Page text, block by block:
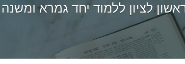
לציון ללמוד יחד גמרא ומשנה